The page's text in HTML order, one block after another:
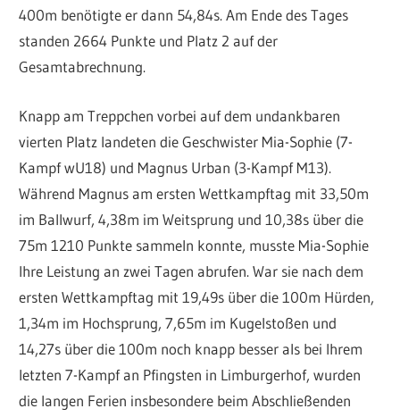
400m benötigte er dann 54,84s. Am Ende des Tages
standen 2664 Punkte und Platz 2 auf der
Gesamtabrechnung.
Knapp am Treppchen vorbei auf dem undankbaren
vierten Platz landeten die Geschwister Mia-Sophie (7-
Kampf wU18) und Magnus Urban (3-Kampf M13).
Während Magnus am ersten Wettkampftag mit 33,50m
im Ballwurf, 4,38m im Weitsprung und 10,38s über die
75m 1210 Punkte sammeln konnte, musste Mia-Sophie
Ihre Leistung an zwei Tagen abrufen. War sie nach dem
ersten Wettkampftag mit 19,49s über die 100m Hürden,
1,34m im Hochsprung, 7,65m im Kugelstoßen und
14,27s über die 100m noch knapp besser als bei Ihrem
letzten 7-Kampf an Pfingsten in Limburgerhof, wurden
die langen Ferien insbesondere beim Abschließenden